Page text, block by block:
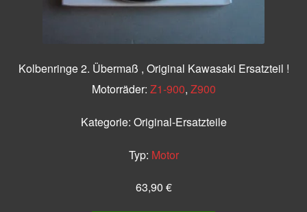
Kolbenringe 2. Übermaß , Original Kawasaki Ersatzteil !
Motorräder: Z1-900, Z900
Kategorie: Original-Ersatzteile
Typ: Motor
63,90 €